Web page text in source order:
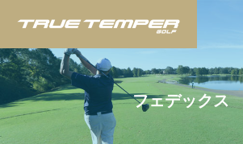
フェデックス